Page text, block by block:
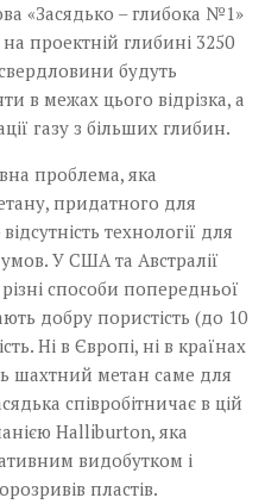
«Засядько – глибока №1»
проектній глибині 3250
будуть
в межах цього відрізка, а
газу з більших глибин.
проблема, яка
придатного для
технології для
У США та Австралії
способи попередньої
добру пористість (до 10
Ні в Європі, ні в країнах
шахтний метан саме для
співробітничає в цій
Halliburton, яка
видобутком і
пластів.